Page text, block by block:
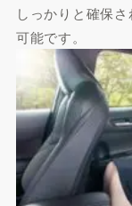
しっかりと確保
可能です。